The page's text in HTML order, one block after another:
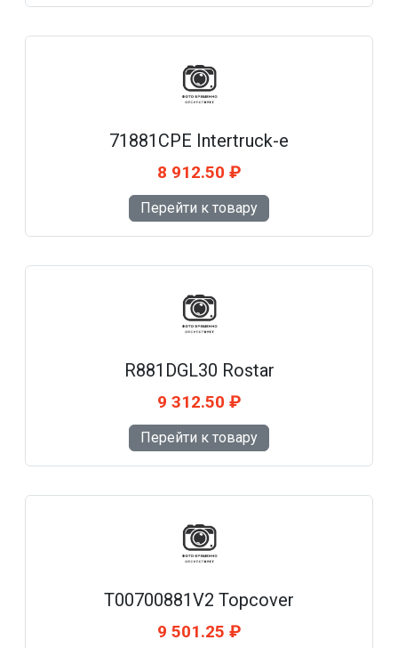
71881CPE Intertruck-e
8 912.50 ₽
Перейти к товару
R881DGL30 Rostar
9 312.50 ₽
Перейти к товару
T00700881V2 Topcover
9 501.25 ₽